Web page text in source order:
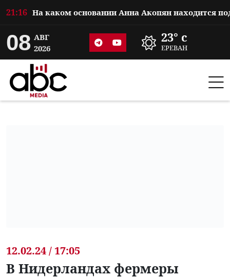
21:16
08 АВГ
2026
23° c
ЕРЕВАН
12.02.24 / 17:05
В Нидерландах фермеры